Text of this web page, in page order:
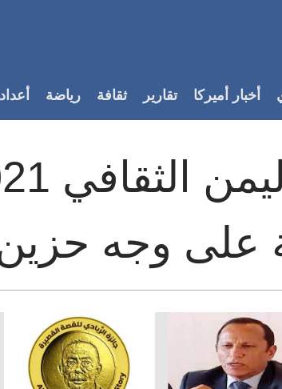
أخبار أميركا تقارير ثقافة رياضة
على وجه